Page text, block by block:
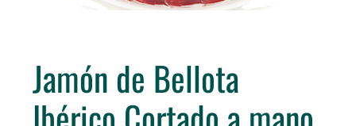
Jamón de Bellota